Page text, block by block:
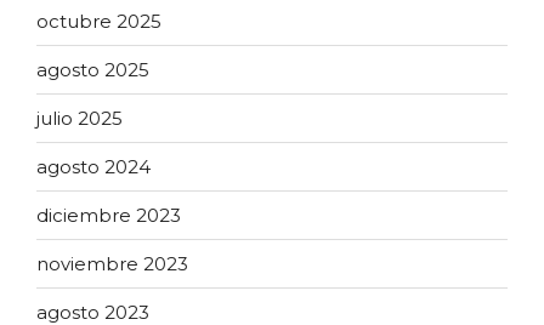
octubre 2025
agosto 2025
julio 2025
agosto 2024
diciembre 2023
noviembre 2023
agosto 2023